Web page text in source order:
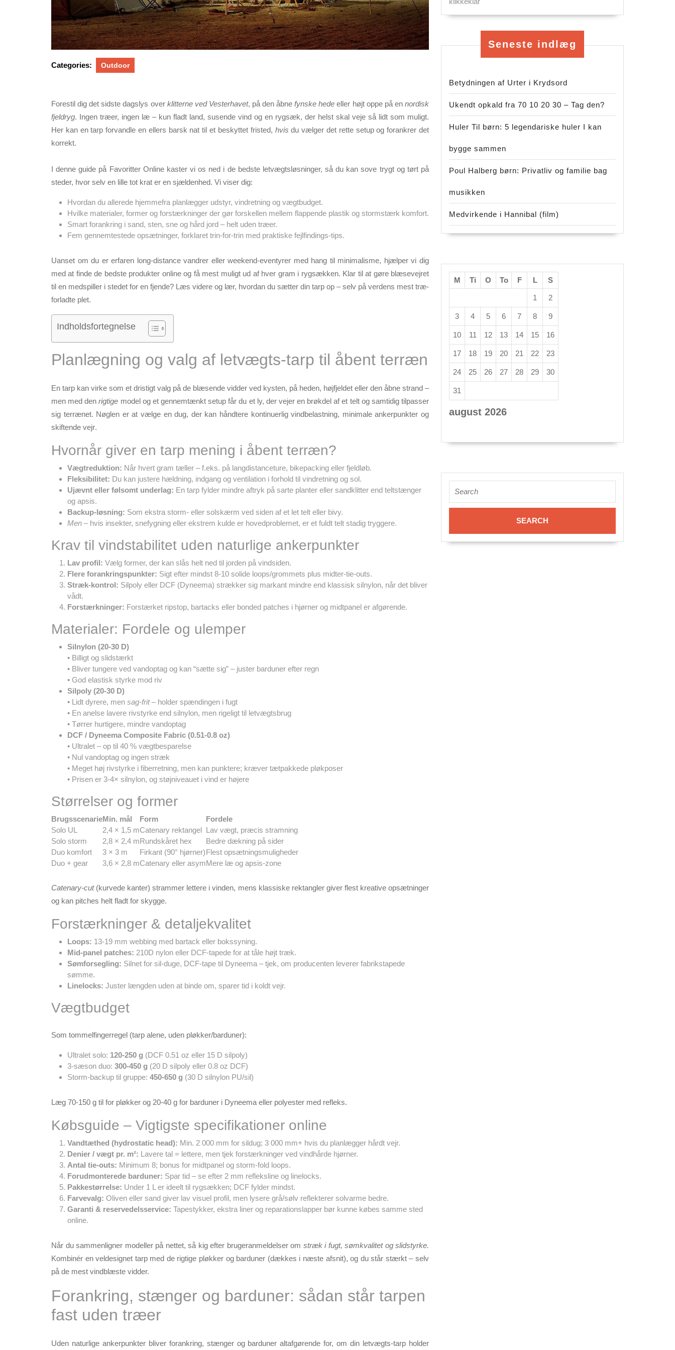
Categories: Outdoor
Forestil dig det sidste dagslys over klitterne ved Vesterhavet, på den åbnefynske hede eller højt oppe på ennordisk
fjeldryg. Ingen træer, ingen læ – kun fladt land, susende vind og en rygsæk, der helst skal veje så lidt som muligt.
Her kan entarp forvandle en ellers barsk nat til et beskyttet fristed, hvis du vælger det rette setup og forankrer det
korrekt.
I denne guide på Favoritter Onlinekaster vi os ned i de bedste letvægtsløsninger, så du kan sove trygt og tørt på
steder, hvor selv en lille tot krat er en sjældenhed. Vi viser dig:
Hvordan du allerede hjemmefra planlægger udstyr, vindretning og vægtbudget.
Hvilke materialer, former og forstærkninger der gør forskellen mellem flappende plastik og stormstærk komfort.
Smart forankring i sand, sten, sne og hård jord – helt uden træer.
Fem gennemtestede opsætninger, forklaret trin-for-trin med praktiske fejlfindings-tips.
Uanset om du er erfaren long-distance vandrer eller weekend-eventyrer med hang til minimalisme, hjælper vi dig
med at finde de bedste produkter onlineog få mest muligt ud af hver gram i rygsækken. Klar til at gøre blæsevejret
til en medspiller i stedet for en fjende? Læs videre og lær, hvordan du sætter din tarp op – selv på verdens mest træ-
forladte plet.
Indholdsfortegnelse
Planlægning og valg af letvægts-tarp til åbent terræn
En tarp kan virke som et dristigt valg på de blæsende vidder ved kysten, på heden, højfjeldet eller den åbne strand –
men med denrigtige model og et gennemtænkt setup får du et ly, der vejer en brøkdel af et telt og samtidig tilpasser
sig terrænet. Nøglen er at vælge en dug, der kan håndtere kontinuerlig vindbelastning, minimale ankerpunkter og
skiftende vejr.
Hvornår giver en tarp mening i åbent terræn?
Vægtreduktion: Når hvert gram tæller – f.eks. på langdistanceture, bikepacking eller fjeldløb.
Fleksibilitet: Du kan justere hældning, indgang og ventilation i forhold til vindretning og sol.
Ujævnt eller følsomt underlag: En tarp fylder mindre aftryk på sarte planter eller sandklitter end teltstænger
og apsis.
Backup-løsning: Som ekstra storm- eller solskærm ved siden af et let telt eller bivy.
Men – hvis insekter, snefygning eller ekstrem kulde er hovedproblemet, er et fuldt telt stadig tryggere.
Krav til vindstabilitet uden naturlige ankerpunkter
Lav profil: Vælg former, der kan slås helt ned til jorden på vindsiden.
Flere forankringspunkter: Sigt efter mindst 8-10 solide loops/grommets plus midter-tie-outs.
Stræk-kontrol: Silpoly eller DCF (Dyneema) strækker sig markant mindre end klassisk silnylon, når det bliver
vådt.
Forstærkninger: Forstærket ripstop, bartacks eller bonded patches i hjørner og midtpanel er afgørende.
Materialer: Fordele og ulemper
Silnylon (20-30 D)
• Billigt og slidstærkt
• Bliver tungere ved vandoptag og kan “sætte sig” – juster barduner efter regn
• God elastisk styrke mod riv
Silpoly (20-30 D)
• Lidt dyrere, men sag-frit– holder spændingen i fugt
• En anelse lavere rivstyrke end silnylon, men rigeligt til letvægtsbrug
• Tørrer hurtigere, mindre vandoptag
DCF / Dyneema Composite Fabric (0.51-0.8 oz)
• Ultralet – op til 40 % vægtbesparelse
• Nul vandoptag og ingen stræk
• Meget høj rivstyrke i fiberretning, men kan punktere; kræver tætpakkede pløkposer
• Prisen er 3-4× silnylon, og støjniveauet i vind er højere
Størrelser og former
BrugsscenarieMin. mål Form
Fordele
Solo UL
2,4 × 1,5 mCatenary rektangel Lav vægt, præcis stramning
Solo storm
2,8 × 2,4 mRundskåret hex
Bedre dækning på sider
Duo komfort
3 × 3 m Firkant (90° hjørner)Flest opsætningsmuligheder
Duo + gear
3,6 × 2,8 mCatenary eller asymMere læ og apsis-zone
Catenary-cut(kurvede kanter) strammer lettere i vinden, mens klassiske rektangler giver flest kreative opsætninger
og kan pitches helt fladt for skygge.
Forstærkninger & detaljekvalitet
Loops: 13-19 mm webbing med bartack eller bokssyning.
Mid-panel patches: 210D nylon eller DCF-tapede for at tåle højt træk.
Sømforsegling: Silnet for sil-duge, DCF-tape til Dyneema – tjek, om producenten leverer fabrikstapede
sømme.
Linelocks: Juster længden uden at binde om, sparer tid i koldt vejr.
Vægtbudget
Som tommelfingerregel (tarp alene, uden pløkker/barduner):
Ultralet solo: 120-250 g (DCF 0.51 oz eller 15 D silpoly)
3-sæson duo: 300-450 g (20 D silpoly eller 0.8 oz DCF)
Storm-backup til gruppe: 450-650 g (30 D silnylon PU/sil)
Læg 70-150 g til for pløkker og 20-40 g for barduner i Dyneema eller polyester med refleks.
Købsguide – Vigtigste specifikationer online
Vandtæthed (hydrostatic head): Min. 2 000 mm for sildug; 3 000 mm+ hvis du planlægger hårdt vejr.
Denier / vægt pr. m²: Lavere tal = lettere, men tjek forstærkninger ved vindhårde hjørner.
Antal tie-outs: Minimum 8; bonus for midtpanel og storm-fold loops.
Forudmonterede barduner: Spar tid – se efter 2 mm refleksline og linelocks.
Pakkestørrelse: Under 1 L er ideelt til rygsækken; DCF fylder mindst.
Farvevalg: Oliven eller sand giver lav visuel profil, men lysere grå/sølv reflekterer solvarme bedre.
Garanti & reservedels­service: Tapestykker, ekstra liner og reparationslapper bør kunne købes samme sted
online.
Når du sammenligner modeller på nettet, så kig efter brugeranmeldelser om stræk i fugt, søm­kvalitet og slidstyrke.
Kombinér en veldesignet tarp med de rigtige pløkker og barduner (dækkes i næste afsnit), og du står stærkt – selv
på de mest vindblæste vidder.
Forankring, stænger og barduner: sådan står tarpen
fast uden træer
Uden naturlige ankerpunkter bliver forankring, stænger og barduner altafgørende for, om din letvægts-tarp holder
Seneste indlæg
Betydningen af Urter i Krydsord
Ukendt opkald fra 70 10 20 30 – Tag den?
Huler Til børn: 5 legendariske huler I kan
bygge sammen
Poul Halberg børn: Privatliv og familie bag
musikken
Medvirkende i Hannibal (film)
august 2026
M Ti O To F L S
1 2
3 4 5 6 7 8 9
10 11 12 13 14 15 16
17 18 19 20 21 22 23
24 25 26 27 28 29 30
31
for: